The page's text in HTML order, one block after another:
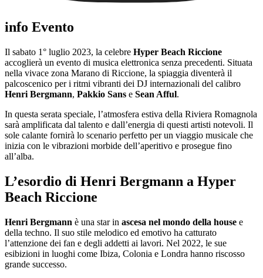
info Evento
Il sabato 1° luglio 2023, la celebre Hyper Beach Riccione
accoglierà un evento di musica elettronica senza precedenti. Situata
nella vivace zona Marano di Riccione, la spiaggia diventerà il
palcoscenico per i ritmi vibranti dei DJ internazionali del calibro
Henri Bergmann, Pakkio Sans e Sean Afful.
In questa serata speciale, l’atmosfera estiva della Riviera Romagnola
sarà amplificata dal talento e dall’energia di questi artisti notevoli. Il
sole calante fornirà lo scenario perfetto per un viaggio musicale che
inizia con le vibrazioni morbide dell’aperitivo e prosegue fino
all’alba.
L’esordio di Henri Bergmann a Hyper
Beach Riccione
Henri Bergmann è una star in ascesa nel mondo della house e
della techno. Il suo stile melodico ed emotivo ha catturato
l’attenzione dei fan e degli addetti ai lavori. Nel 2022, le sue
esibizioni in luoghi come Ibiza, Colonia e Londra hanno riscosso
grande successo.